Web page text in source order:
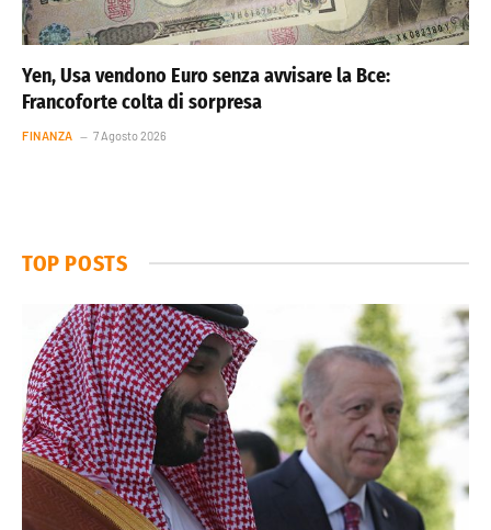
Yen, Usa vendono Euro senza avvisare la Bce:
Francoforte colta di sorpresa
FINANZA 7 Agosto 2026
TOP POSTS